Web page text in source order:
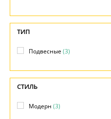
Установка
Дизайнерам
Контакты
ТИП
Подвесные(3)
СТИЛЬ
Модерн (3)